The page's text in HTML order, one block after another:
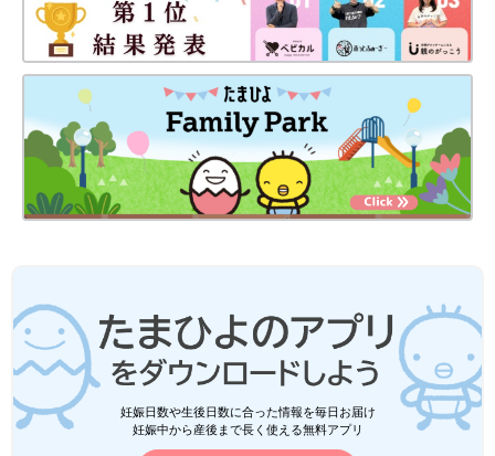
妊娠日数や生後日数に合った情報を毎日お届け
妊娠中から産後まで長く使える無料アプリ